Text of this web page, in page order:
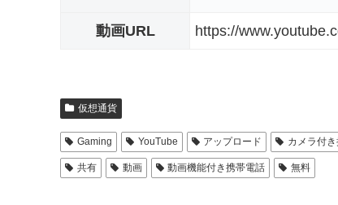
動画URL https://
仮想通貨
Gaming YouTube アップロード カメラ付
共有 動画 動画機能付き携帯電話 無料